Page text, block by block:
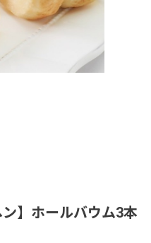
ン】ホールバウム3本